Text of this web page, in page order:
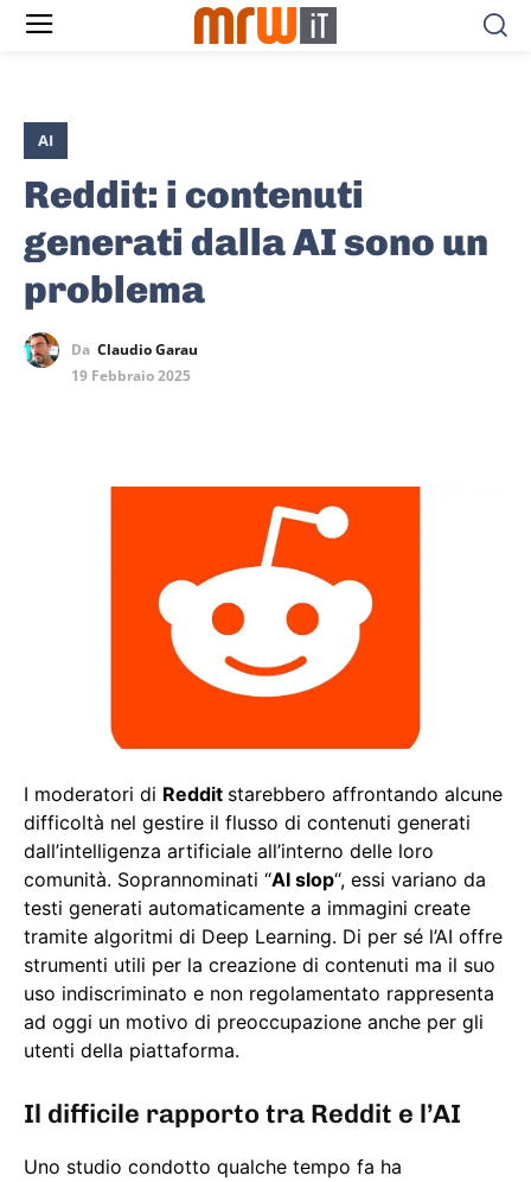
AI
Reddit: i contenuti
generati dalla AI sono un
problema
Da Claudio Garau
19 Febbraio 2025
I moderatori di Reddit starebbero affrontando alcune
difficoltà nel gestire il flusso di contenuti generati
dall’intelligenza artificiale all’interno delle loro
comunità. Soprannominati “AI slop“, essi variano da
testi generati automaticamente a immagini create
tramite algoritmi di Deep Learning. Di per sé l’AI offre
strumenti utili per la creazione di contenuti ma il suo
uso indiscriminato e non regolamentato rappresenta
ad oggi un motivo di preoccupazione anche per gli
utenti della piattaforma.
Il difficile rapporto tra Reddit e l’AI
Uno studio condotto qualche tempo fa ha